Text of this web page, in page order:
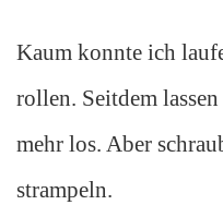
Kaum konnte ich
rollen. Seitdem
mehr los. Aber
strampeln.